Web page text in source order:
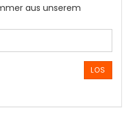
aus unserem
LOS